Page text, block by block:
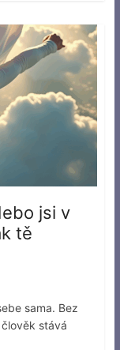
jsi v
tě
sama. Bez
stává